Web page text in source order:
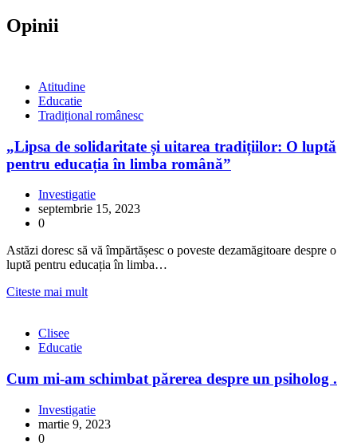
Opinii
Atitudine
Educatie
Tradițional românesc
„Lipsa de solidaritate și uitarea tradițiilor: O luptă
pentru educația în limba română”
Investigatie
septembrie 15, 2023
0
Astăzi doresc să vă împărtășesc o poveste dezamăgitoare despre o
luptă pentru educația în limba…
Citeste mai mult
Clisee
Educatie
Cum mi-am schimbat părerea despre un psiholog .
Investigatie
martie 9, 2023
0